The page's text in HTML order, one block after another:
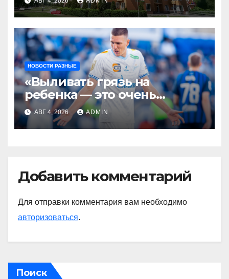
НОВОСТИ РАЗНЫЕ
«Выливать грязь на
ребенка — это очень
мерзкая история» —
Радимов о ситуации с
сыном Соболева
АВГ 4, 2026 ADMIN
Добавить комментарий
Для отправки комментария вам необходимо
авторизоваться.
Поиск